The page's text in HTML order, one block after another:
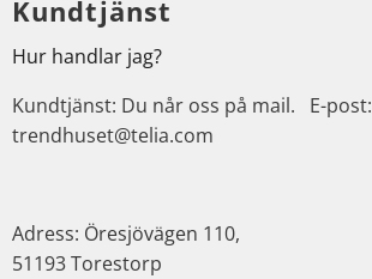
Kundtjänst
Hur handlar jag?
Kundtjänst: Du når oss på mail. E-post:
trendhuset@telia.com
Adress: Öresjövägen 110,
51193 Torestorp